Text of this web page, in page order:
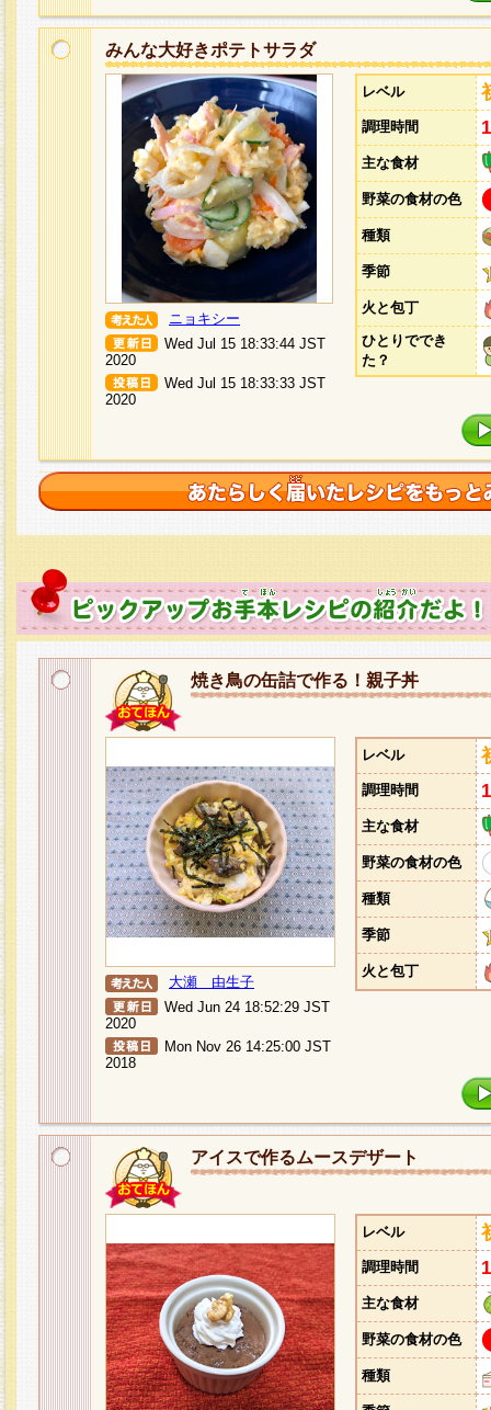
みんな大好きポテトサラダ
ニョキシー
Wed Jul 15 18:33:44 JST
2020
Wed Jul 15 18:33:33 JST
2020
レベル
調理時間
主な食材
野菜の食材の色
種類
季節
火と包丁
ひとりででき
た？
焼き鳥の缶詰で作る！親子丼
大瀬 由生子
Wed Jun 24 18:52:29 JST
2020
Mon Nov 26 14:25:00 JST
2018
レベル
調理時間
主な食材
野菜の食材の色
種類
季節
火と包丁
アイスで作るムースデザート
レベル
調理時間
主な食材
野菜の食材の色
種類